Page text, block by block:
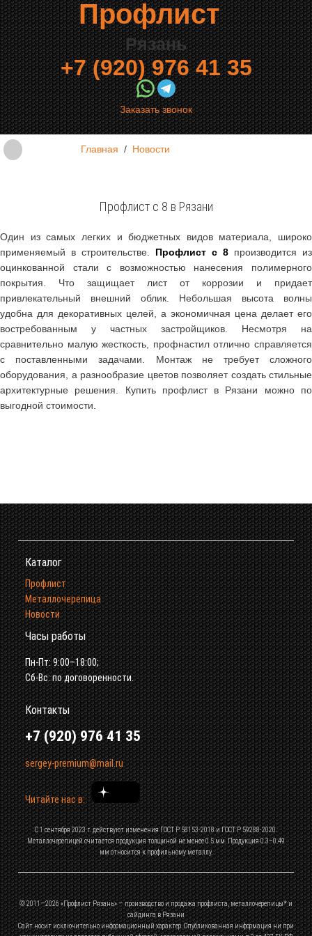
Профлист
Рязань
+7 (920) 976 41 35
Заказать звонок
Главная / Новости
Профлист с 8 в Рязани
Один из самых легких и бюджетных видов материала, широко
применяемый в строительстве. Профлист с 8 производится из
оцинкованной стали с возможностью нанесения полимерного
покрытия. Что защищает лист от коррозии и придает
привлекательный внешний облик. Небольшая высота волны
удобна для декоративных целей, а экономичная цена делает его
востребованным у частных застройщиков. Несмотря на
сравнительно малую жесткость, профнастил отлично справляется
с поставленными задачами. Монтаж не требует сложного
оборудования, а разнообразие цветов позволяет создать стильные
архитектурные решения. Купить профлист в Рязани можно по
выгодной стоимости.
Каталог
Профлист
Металлочерепица
Новости
Часы работы
Пн-Пт: 9:00–18:00;
Сб-Вс: по договоренности.
Контакты
+7 (920) 976 41 35
sergey-premium@mail.ru
Читайте нас в:
С 1 сентября 2023 г. действуют изменения ГОСТ Р 58153-2018 и ГОСТ Р 59288-2020.
Металлочерепицей считается продукция толщиной не менее 0.5 мм. Продукция 0.3–0.49
мм относится к профильному металлу.
© 2011—2026«Профлист Рязань» — производство и продажа профлиста, металлочерепицы* и
сайдинга в Рязани
Сайт носит исключительно информационный характер. Опубликованная информация ни при